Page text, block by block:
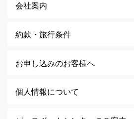
会社案内
約款・旅行条件
お申し込みのお客様へ
個人情報について